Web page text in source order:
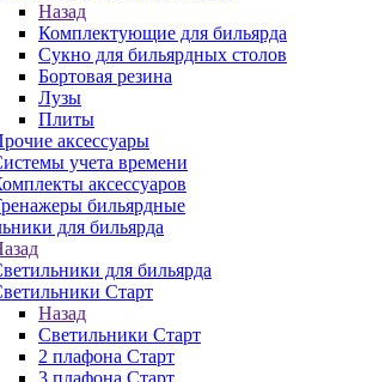
Назад
Комплектующие для бильярда
Сукно для бильярдных столов
Бортовая резина
Лузы
Плиты
аксессуары
учета времени
аксессуаров
бильярдные
для бильярда
для бильярда
Старт
Назад
Светильники Старт
2 плафона Старт
3 плафона Старт